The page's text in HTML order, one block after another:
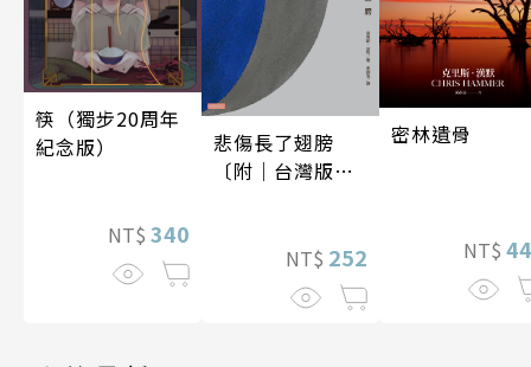
筷（獨步20周年
紀念版）
NT$ 340
悲傷長了翅膀
〔附｜台灣版獨
NT$ 252
密林遺骨
NT$